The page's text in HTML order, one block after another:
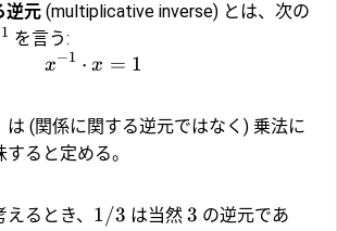
逆元 (multiplicative inverse) とは、次の
1 を言う:
x−1 ⋅ x = 1
は (関係に関する逆元ではなく) 乗法に
ると定める。
るとき、 1/3 は当然 3 の逆元であ